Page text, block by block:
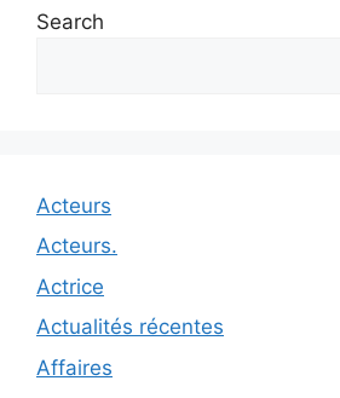
Search
Acteurs
Acteurs.
Actrice
Actualités récentes
Affaires